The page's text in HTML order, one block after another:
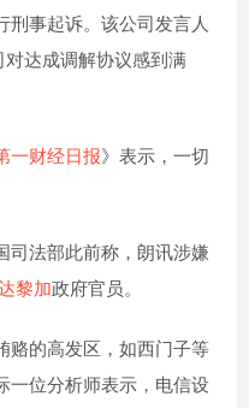
事起诉。该公司发言人
对达成调解协议感到满
一财经日报》表示，一切
司法部此前称，朗讯涉嫌
黎加政府官员。
赂的高发区，如西门子等
一位分析师表示，电信设